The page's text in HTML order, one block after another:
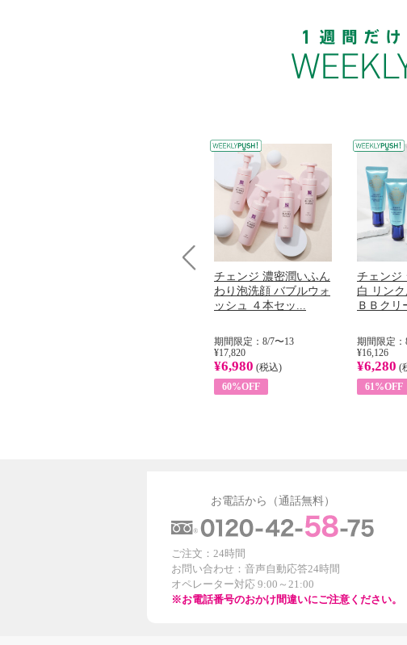
チェンジ 濃密潤いふん
わり泡洗顔 バブルウォ
ッシュ ４本セッ...
期間限定：8/7〜13
¥17,820
¥6,980 (税込)
60%OFF
チェンジ
白 リン
ＢＢクリ
期間限定：
¥16,126
¥6,280 (
61%OFF
お電話から（通話無料）
ご注文：24時間
お問い合わせ：音声自動応答24時間
オペレーター対応 9:00～21:00
※お電話番号のおかけ間違いにご注意ください。